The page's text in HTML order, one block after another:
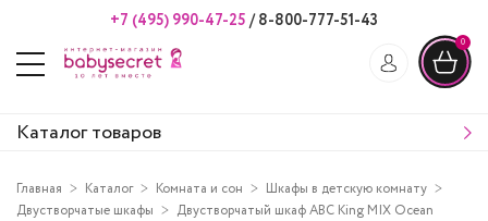
+7 (495) 990-47-25 /8-800-777-51-43
0
Каталог товаров
Главная Каталог Комната и сон
Шкафы в детскую комнату
Двустворчатые шкафы
Двустворчатый шкаф ABC King MIX Ocean